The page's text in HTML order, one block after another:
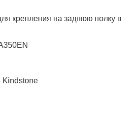
крепления на заднюю полку в
Kindstone